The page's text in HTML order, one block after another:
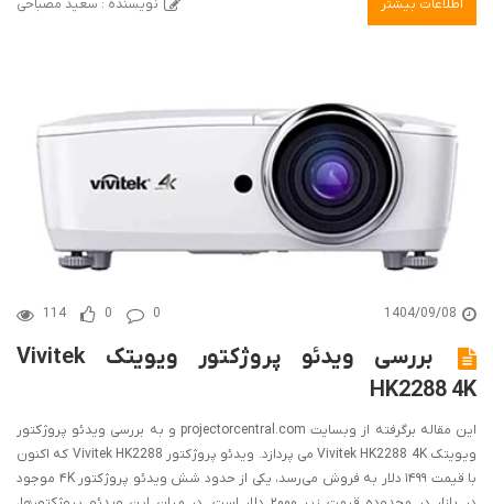
زیادی برای کاربردهای تجاری و آموزشی است که از جمله آنها می‌توان به
اطلاعات بیشتر نویسنده : سعید مصباحی
1404/09/08
114 0 0
بررسی ویدئو پروژکتور ویویتک Vivitek
HK2288 4K
این مقاله برگرفته از وبسایت projectorcentral.com و به بررسی ویدئو پروژکتور
ویویتک Vivitek HK2288 4K می پردازد. ویدئو پروژکتور Vivitek HK2288 که اکنون
با قیمت ۱۴۹۹ دلار به فروش می‌رسد، یکی از حدود شش ویدئو پروژکتور ۴K موجود